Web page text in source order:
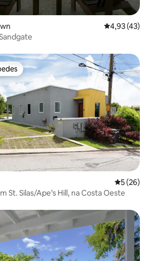
Classificação
4,93 (43)
5 (26)
St. Silas/Ape’s Hill, na Costa Oeste